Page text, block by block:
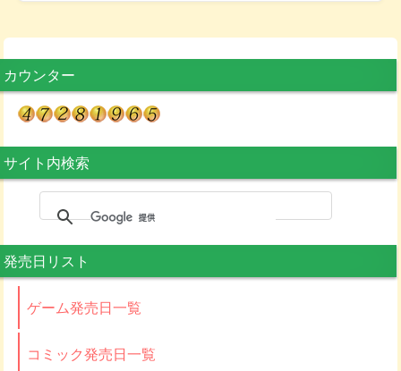
カウンター
サイト内検索
発売日リスト
ゲーム発売日一覧
コミック発売日一覧